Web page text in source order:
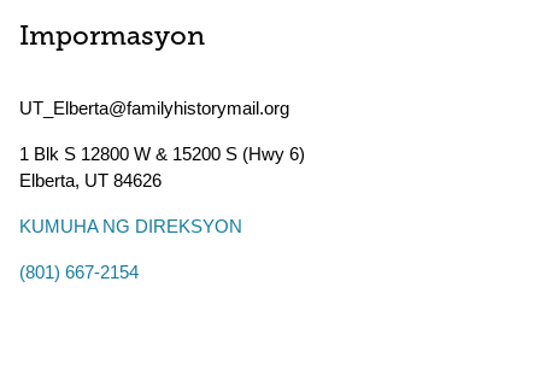
Impormasyon
UT_Elberta@familyhistorymail.org
1 Blk S 12800 W & 15200 S (Hwy 6)
Elberta, UT 84626
KUMUHA NG DIREKSYON
(801) 667-2154